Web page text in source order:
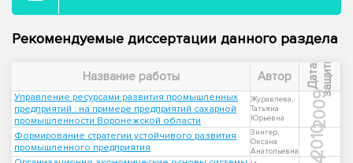
Рекомендуемые диссертации данного раздела
Название работы Автор Д
а
т
а
з
а
щ
и
т ы
Управление ресурсами развития промышленных
предприятий : на примере предприятий сахарной
промышленности Воронежской области
Журавлева,
Татьяна
Юрьевна
2009
Формирование стратегии устойчивого развития
промышленного предприятия
Зингер,
Оксана
Анатольевна
2010